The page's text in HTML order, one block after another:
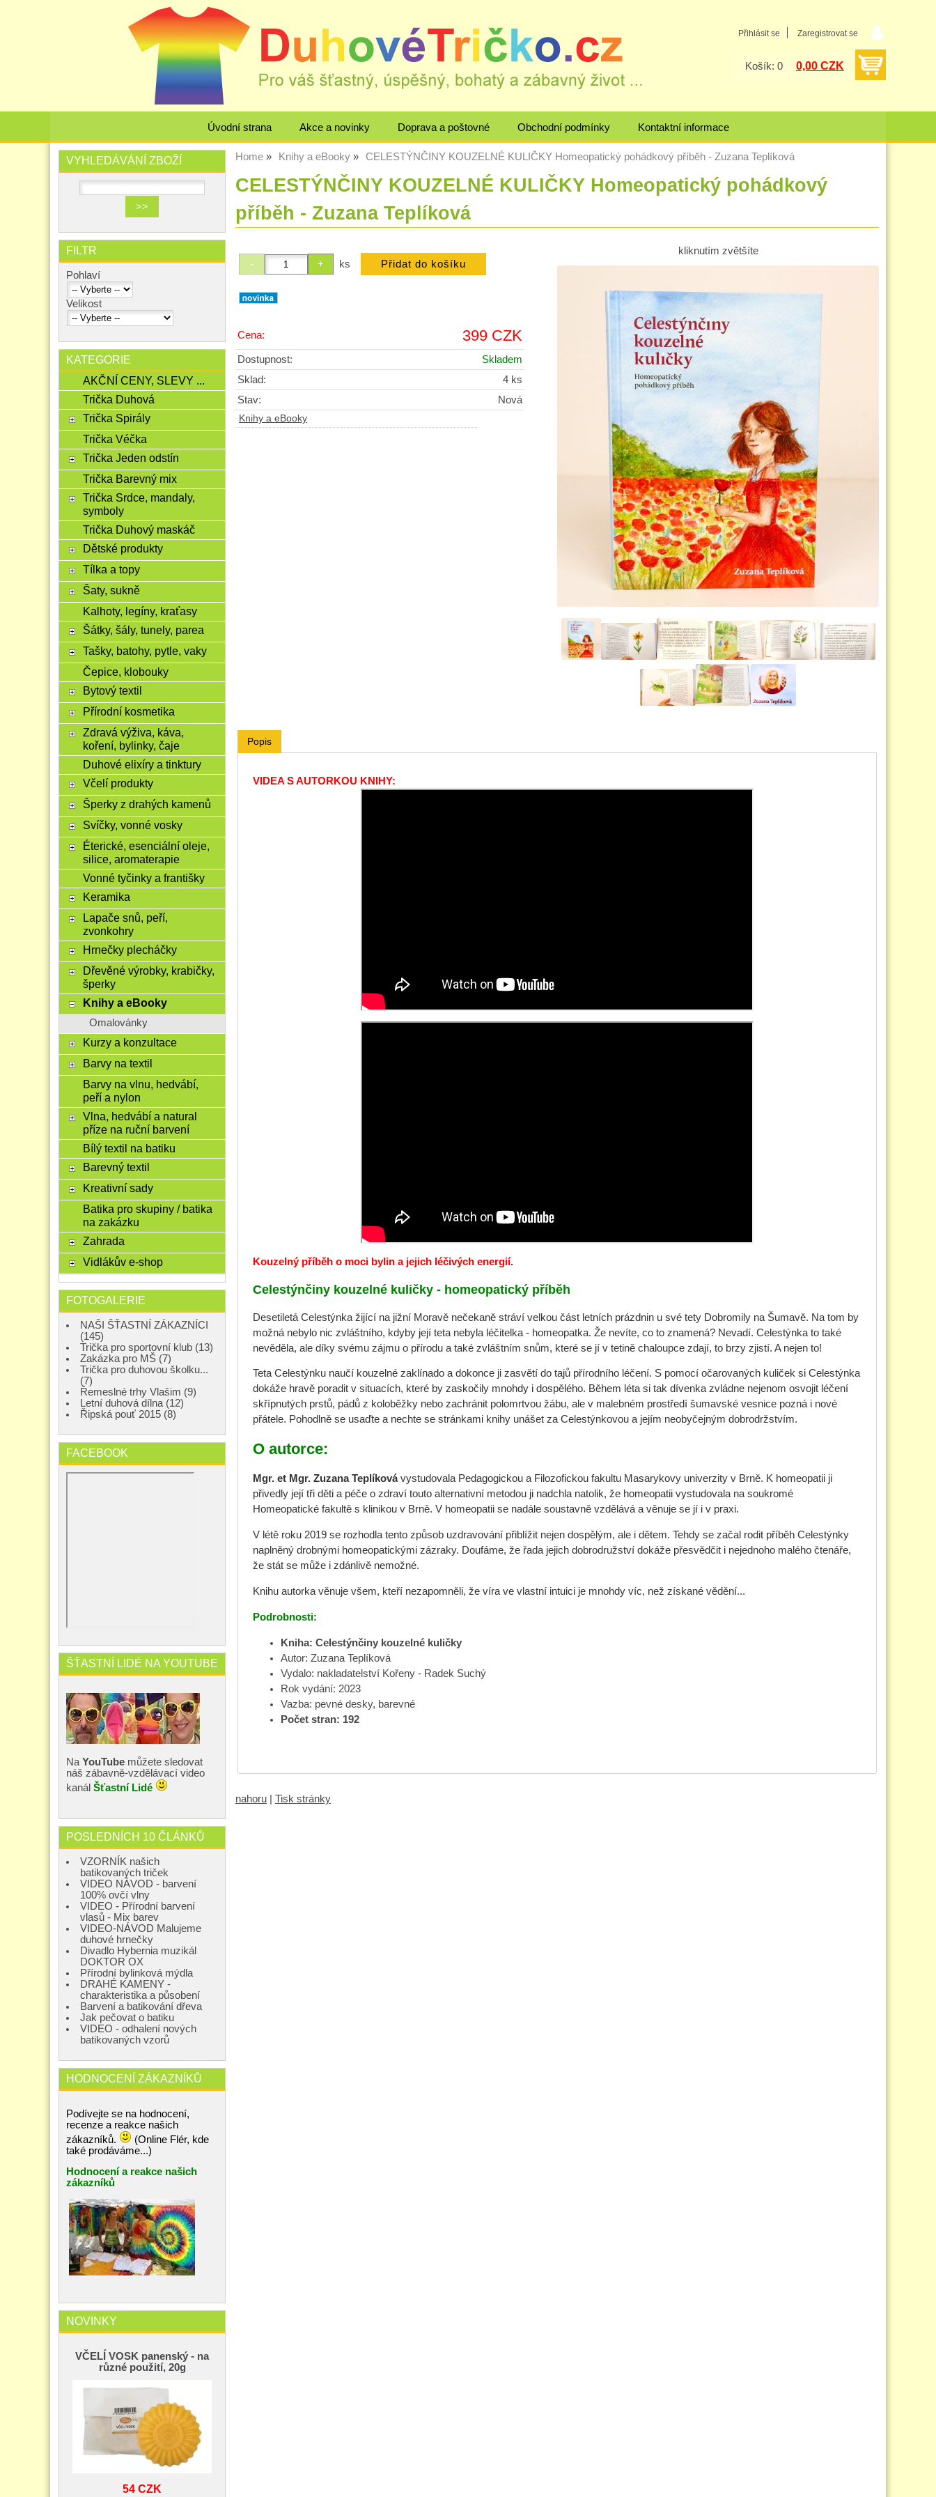
Přihlásit se Zaregistrovat se
Košík: 0 0,00 CZK
Úvodní strana Akce a novinky Doprava a poštovné Obchodní podmínky Kontaktní informace
Home Knihy a eBooky CELESTÝNČINY KOUZELNÉ KULIČKY Homeopatický pohádkový příběh - Zuzana Teplíková
CELESTÝNČINY KOUZELNÉ KULIČKY Homeopatický pohádkový
příběh - Zuzana Teplíková
kliknutím zvětšíte
ks
Cena: 399 CZK
Dostupnost:
Skladem
Sklad:
4 ks
Stav:
Nová
Knihy a eBooky
Popis
VIDEA S AUTORKOU KNIHY:
Kouzelný příběh o moci bylin a jejich léčivých energií.
Celestýnčiny kouzelné kuličky - homeopatický příběh
Desetiletá Celestýnka žijící na jižní Moravě nečekaně stráví velkou část letních prázdnin u své tety Dobromily na Šumavě. Na tom by
možná nebylo nic zvláštního, kdyby její teta nebyla léčitelka - homeopatka. Že nevíte, co to znamená? Nevadí. Celestýnka to také
nevěděla, ale díky svému zájmu o přírodu a také zvláštním snům, které se jí v tetině chaloupce zdají, to brzy zjistí. A nejen to!
Teta Celestýnku naučí kouzelné zaklínado a dokonce ji zasvětí do tajů přírodního léčení. S pomocí očarovaných kuliček si Celestýnka
dokáže hravě poradit v situacích, které by zaskočily mnohdy i dospělého. Během léta si tak dívenka zvládne nejenom osvojit léčení
skřípnutých prstů, pádů z koloběžky nebo zachránit polomrtvou žábu, ale v malebném prostředí šumavské vesnice pozná i nové
přátele. Pohodlně se usaďte a nechte se stránkami knihy unášet za Celestýnkovou a jejím neobyčejným dobrodržstvím.
O autorce:
Mgr. et Mgr. Zuzana Teplíkovávystudovala Pedagogickou a Filozofickou fakultu Masarykovy univerzity v Brně. K homeopatii ji
přivedly její tři děti a péče o zdraví touto alternativní metodou ji nadchla natolik, že homeopatii vystudovala na soukromé
Homeopatické fakultě s klinikou v Brně. V homeopatii se nadále soustavně vzdělává a věnuje se jí i v praxi.
V létě roku 2019 se rozhodla tento způsob uzdravování přiblížit nejen dospělým, ale i dětem. Tehdy se začal rodit příběh Celestýnky
naplněný drobnými homeopatickými zázraky. Doufáme, že řada jejich dobrodružství dokáže přesvědčit i nejednoho malého čtenáře,
že stát se může i zdánlivě nemožné.
Knihu autorka věnuje všem, kteří nezapomněli, že víra ve vlastní intuici je mnohdy víc, než získané vědění...
Podrobnosti:
Kniha: Celestýnčiny kouzelné kuličky
Autor: Zuzana Teplíková
Vydalo: nakladatelství Kořeny - Radek Suchý
Rok vydání: 2023
Vazba: pevné desky, barevné
Počet stran: 192
nahoru Tisk stránky
VYHLEDÁVÁNÍ ZBOŽÍ
FILTR
Pohlaví
Velikost
KATEGORIE
AKČNÍ CENY, SLEVY ...
Trička Duhová
Trička Spirály
Trička Véčka
Trička Jeden odstín
Trička Barevný mix
Trička Srdce, mandaly,
symboly
Trička Duhový maskáč
Dětské produkty
Tílka a topy
Šaty, sukně
Kalhoty, legíny, kraťasy
Šátky, šály, tunely, parea
Tašky, batohy, pytle, vaky
Čepice, klobouky
Bytový textil
Přírodní kosmetika
Zdravá výživa, káva,
koření, bylinky, čaje
Duhové elixíry a tinktury
Včelí produkty
Šperky z drahých kamenů
Svíčky, vonné vosky
Éterické, esenciální oleje,
silice, aromaterapie
Vonné tyčinky a františky
Keramika
Lapače snů, peří,
zvonkohry
Hrnečky plecháčky
Dřevěné výrobky, krabičky,
šperky
Knihy a eBooky
Omalovánky
Kurzy a konzultace
Barvy na textil
Barvy na vlnu, hedvábí,
peří a nylon
Vlna, hedvábí a natural
příze na ruční barvení
Bílý textil na batiku
Barevný textil
Kreativní sady
Batika pro skupiny / batika
na zakázku
Zahrada
Vidlákův e-shop
FOTOGALERIE
NAŠI ŠŤASTNÍ ZÁKAZNÍCI
(145)
Trička pro sportovní klub (13)
Zakázka pro MŠ (7)
Trička pro duhovou školku...
(7)
Řemeslné trhy Vlašim (9)
Letní duhová dílna (12)
Řipská pouť 2015 (8)
FACEBOOK
ŠŤASTNÍ LIDÉ NA YOUTUBE
Na YouTube můžete sledovat
náš zábavně-vzdělávací video
kanál Šťastní Lidé
POSLEDNÍCH 10 ČLÁNKŮ
VZORNÍK našich
batikovaných triček
VIDEO NÁVOD - barvení
100% ovčí vlny
VIDEO - Přírodní barvení
vlasů - Mix barev
VIDEO-NÁVOD Malujeme
duhové hrnečky
Divadlo Hybernia muzikál
DOKTOR OX
Přírodní bylinková mýdla
DRAHÉ KAMENY -
charakteristika a působení
Barvení a batikování dřeva
Jak pečovat o batiku
VIDEO - odhalení nových
batikovaných vzorů
HODNOCENÍ ZÁKAZNÍKŮ
Podívejte se na hodnocení,
recenze a reakce našich
zákazníků.
(Online Flér, kde
také prodáváme...)
Hodnocení a reakce našich
zákazníků
NOVINKY
VČELÍ VOSK panenský - na
různé použití, 20g
54 CZK